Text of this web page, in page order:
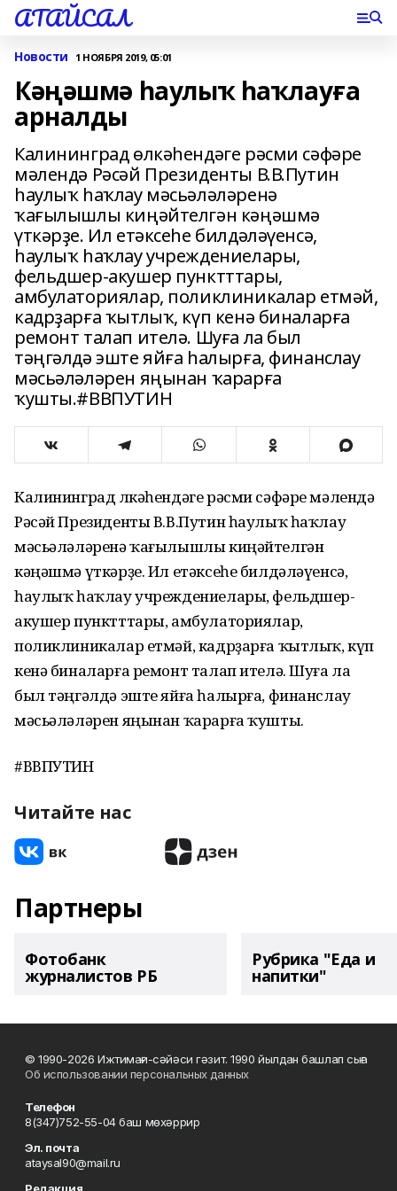
АТАЙСАЛ
Новости 1 НОЯБРЯ 2019, 05:01
Кәңәшмә һаулыҡ һаҡлауға
арналды
Калининград өлкәһендәге рәсми сәфәре
мәлендә Рәсәй Президенты В.В.Путин
һаулыҡ һаҡлау мәсьәләләренә
ҡағылышлы киңәйтелгән кәңәшмә
үткәрҙе. Ил етәксеһе билдәләүенсә,
һаулыҡ һаҡлау учреждениелары,
фельдшер-акушер пунктттары,
амбулаториялар, поликлиникалар етмәй,
кадрҙарға ҡытлыҡ, күп кенә биналарға
ремонт талап ителә. Шуға ла был
тәңгәлдә эште яйға һалырға, финанслау
мәсьәләләрен яңынан ҡарарға
ҡушты.#ВВПУТИН
Калининград өлкәһендәге рәсми сәфәре мәлендә
Рәсәй Президенты В.В.Путин һаулыҡ һаҡлау
мәсьәләләренә ҡағылышлы киңәйтелгән
кәңәшмә үткәрҙе. Ил етәксеһе билдәләүенсә,
һаулыҡ һаҡлау учреждениелары, фельдшер-
акушер пунктттары, амбулаториялар,
поликлиникалар етмәй, кадрҙарға ҡытлыҡ, күп
кенә биналарға ремонт талап ителә. Шуға ла
был тәңгәлдә эште яйға һалырға, финанслау
мәсьәләләрен яңынан ҡарарға ҡушты.
#ВВПУТИН
Читайте нас
Партнеры
Фотобанк
журналистов РБ
Рубрика "Еда и
напитки"
© 1990-2026 Ижтимағи-сәйәси гәзит. 1990 йылдан башлап сыға
Об использовании персональных данных
Телефон
8(347)752-55-04 баш мөхәррир
Эл. почта
ataysal90@mail.ru